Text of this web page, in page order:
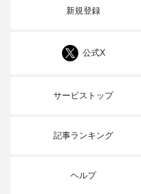
新規登録
公式X
サービストップ
記事ランキング
ヘルプ